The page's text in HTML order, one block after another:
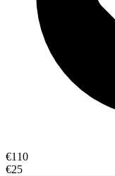
€110
€25